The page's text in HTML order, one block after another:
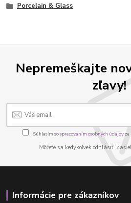
Porcelain & Glass
Nepremeškajte
zľavy!
Súhlasím sospracovaním osobných údajov
Môžete sa kedykoľvek odhlásiť.
Informácie pre zákazníkov